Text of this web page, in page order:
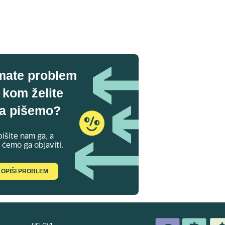
problem
kom želite
pišemo?
nam ga, a
ćemo ga objaviti.
OPIŠI PROBLEM